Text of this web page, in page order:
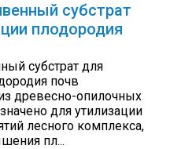
субстрат
плодородия
субстрат для
почв
древесно-опилочных
для утилизации
лесного комплекса,
пл...